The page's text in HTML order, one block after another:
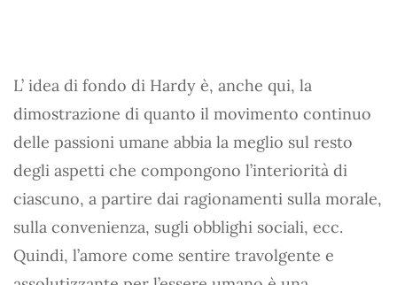
L’ idea di fondo di Hardy è, anche qui, la
dimostrazione di quanto il movimento continuo
delle passioni umane abbia la meglio sul resto
degli aspetti che compongono l’interiorità di
ciascuno, a partire dai ragionamenti sulla morale,
sulla convenienza, sugli obblighi sociali, ecc.
Quindi, l’amore come sentire travolgente e